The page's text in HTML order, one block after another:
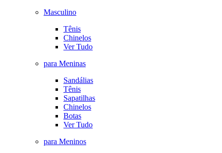
Masculino
Tênis
Chinelos
Ver Tudo
para Meninas
Sandálias
Tênis
Sapatilhas
Chinelos
Botas
Ver Tudo
para Meninos